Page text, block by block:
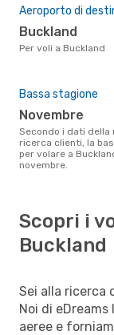
Aeroporto di
Buckland
Per voli a Buckland
Bassa stagione
novembre
Secondo i dati della nostra
ricerca clienti, la
per volare a
novembre.
Scopri i
Buckland
Sei alla ricerca
Noi di
aeree e